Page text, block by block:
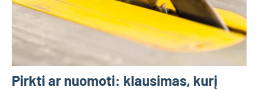
Pirkti ar nuomoti: klausimas, kurį